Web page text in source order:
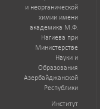
и неорганической
химии имени
академика М.Ф.
Нагиева при
Министерстве
Науки и
Образования
Азербайджанской
Республики
Институт